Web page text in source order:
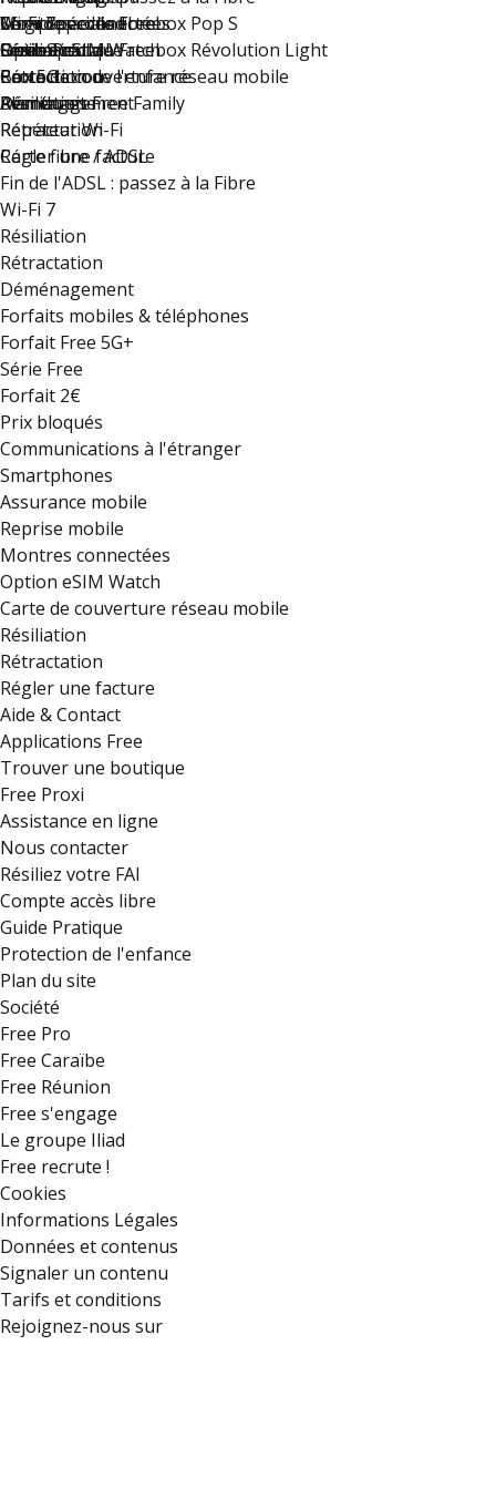
Wi-Fi 7
Résiliation
Rétractation
Déménagement
Montres connectées
Option eSIM Watch
Carte de couverture réseau mobile
Résiliation
Rétractation
Régler une facture
Compte accès libre
Guide Pratique
Protection de l'enfance
Plan du site
Le groupe Iliad
Free recrute !
Série Spéciale Freebox Pop S
Série Spéciale Freebox Révolution Light
Box 5G
Avantages Free Family
Répéteur Wi-Fi
Carte fibre / ADSL
Fin de l'ADSL : passez à la Fibre
Wi-Fi 7
Résiliation
Rétractation
Déménagement
Forfaits mobiles & téléphones
Forfait Free 5G+
Série Free
Forfait 2€
Prix bloqués
Communications à l'étranger
Smartphones
Assurance mobile
Reprise mobile
Montres connectées
Option eSIM Watch
Carte de couverture réseau mobile
Résiliation
Rétractation
Régler une facture
Aide & Contact
Applications Free
Trouver une boutique
Free Proxi
Assistance en ligne
Nous contacter
Résiliez votre FAI
Compte accès libre
Guide Pratique
Protection de l'enfance
Plan du site
Société
Free Pro
Free Caraïbe
Free Réunion
Free s'engage
Le groupe Iliad
Free recrute !
Cookies
Informations Légales
Données et contenus
Signaler un contenu
Tarifs et conditions
Rejoignez-nous sur